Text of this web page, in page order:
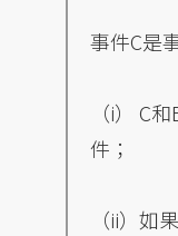
事件C是
（i） C
件；
（ii）如